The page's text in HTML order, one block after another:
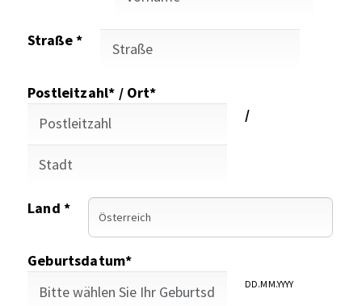
Straße *
Postleitzahl* / Ort*
/
Land *
Geburtsdatum*
DD.MM.YYYY